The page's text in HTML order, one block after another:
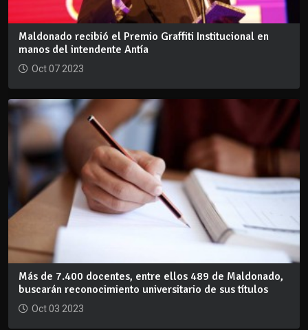
Maldonado recibió el Premio Graffiti Institucional en
manos del intendente Antía
Oct 07 2023
Más de 7.400 docentes, entre ellos 489 de Maldonado,
buscarán reconocimiento universitario de sus títulos
Oct 03 2023